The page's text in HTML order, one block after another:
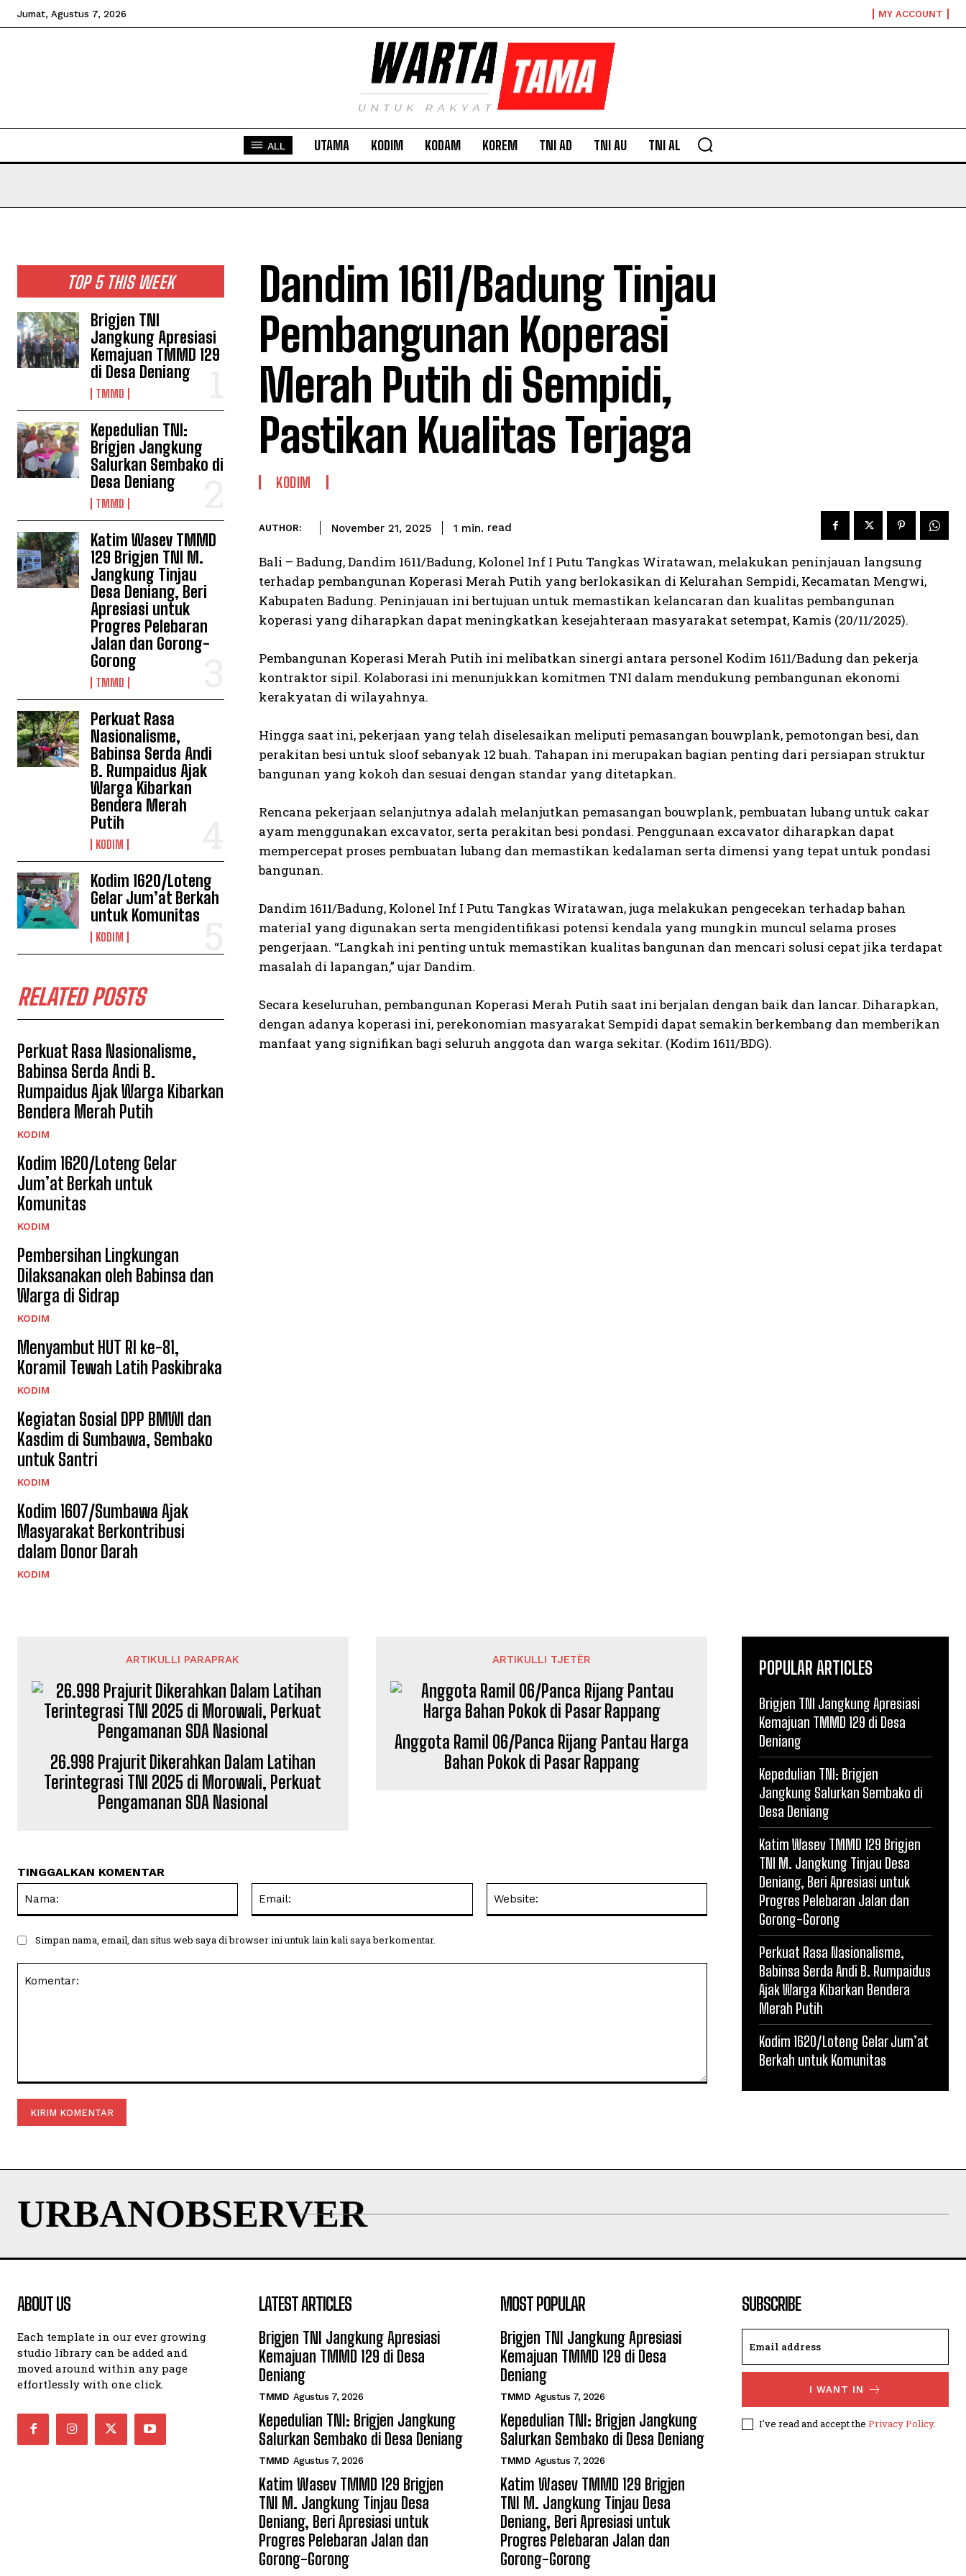
Jumat, Agustus 7, 2026 MY ACCOUNT
ALL UTAMA KODIM KODAM KOREM TNI AD TNI AU TNI AL
TOP 5 THIS WEEK
Brigjen TNI
Jangkung Apresiasi
Kemajuan TMMD 129
di Desa Deniang
TMMD
Kepedulian TNI:
Brigjen Jangkung
Salurkan Sembako di
Desa Deniang
TMMD
Katim Wasev TMMD
129 Brigjen TNI M.
Jangkung Tinjau
Desa Deniang, Beri
Apresiasi untuk
Progres Pelebaran
Jalan dan Gorong-
Gorong
TMMD
Perkuat Rasa
Nasionalisme,
Babinsa Serda Andi
B. Rumpaidus Ajak
Warga Kibarkan
Bendera Merah
Putih
KODIM
Kodim 1620/Loteng
Gelar Jum’at Berkah
untuk Komunitas
KODIM
RELATED POSTS
Perkuat Rasa Nasionalisme,
Babinsa Serda Andi B.
Rumpaidus Ajak Warga Kibarkan
Bendera Merah Putih
KODIM
Kodim 1620/Loteng Gelar
Jum’at Berkah untuk
Komunitas
KODIM
Pembersihan Lingkungan
Dilaksanakan oleh Babinsa dan
Warga di Sidrap
KODIM
Menyambut HUT RI ke-81,
Koramil Tewah Latih Paskibraka
KODIM
Kegiatan Sosial DPP BMWI dan
Kasdim di Sumbawa, Sembako
untuk Santri
KODIM
Kodim 1607/Sumbawa Ajak
Masyarakat Berkontribusi
dalam Donor Darah
KODIM
Dandim 1611/Badung Tinjau
Pembangunan Koperasi
Merah Putih di Sempidi,
Pastikan Kualitas Terjaga
KODIM
AUTHOR: November 21, 2025 1 min. read
Bali – Badung, Dandim 1611/Badung, Kolonel Inf I Putu Tangkas Wiratawan, melakukan peninjauan langsung
terhadap pembangunan Koperasi Merah Putih yang berlokasikan di Kelurahan Sempidi, Kecamatan Mengwi,
Kabupaten Badung. Peninjauan ini bertujuan untuk memastikan kelancaran dan kualitas pembangunan
koperasi yang diharapkan dapat meningkatkan kesejahteraan masyarakat setempat, Kamis (20/11/2025).
Pembangunan Koperasi Merah Putih ini melibatkan sinergi antara personel Kodim 1611/Badung dan pekerja
kontraktor sipil. Kolaborasi ini menunjukkan komitmen TNI dalam mendukung pembangunan ekonomi
kerakyatan di wilayahnya.
Hingga saat ini, pekerjaan yang telah diselesaikan meliputi pemasangan bouwplank, pemotongan besi, dan
perakitan besi untuk sloof sebanyak 12 buah. Tahapan ini merupakan bagian penting dari persiapan struktur
bangunan yang kokoh dan sesuai dengan standar yang ditetapkan.
Rencana pekerjaan selanjutnya adalah melanjutkan pemasangan bouwplank, pembuatan lubang untuk cakar
ayam menggunakan excavator, serta perakitan besi pondasi. Penggunaan excavator diharapkan dapat
mempercepat proses pembuatan lubang dan memastikan kedalaman serta dimensi yang tepat untuk pondasi
bangunan.
Dandim 1611/Badung, Kolonel Inf I Putu Tangkas Wiratawan, juga melakukan pengecekan terhadap bahan
material yang digunakan serta mengidentifikasi potensi kendala yang mungkin muncul selama proses
pengerjaan. “Langkah ini penting untuk memastikan kualitas bangunan dan mencari solusi cepat jika terdapat
masalah di lapangan,” ujar Dandim.
Secara keseluruhan, pembangunan Koperasi Merah Putih saat ini berjalan dengan baik dan lancar. Diharapkan,
dengan adanya koperasi ini, perekonomian masyarakat Sempidi dapat semakin berkembang dan memberikan
manfaat yang signifikan bagi seluruh anggota dan warga sekitar. (Kodim 1611/BDG).
ARTIKULLI PARAPRAK
26.998 Prajurit Dikerahkan Dalam Latihan
Terintegrasi TNI 2025 di Morowali, Perkuat
Pengamanan SDA Nasional
ARTIKULLI TJETËR
Anggota Ramil 06/Panca Rijang Pantau Harga
Bahan Pokok di Pasar Rappang
TINGGALKAN KOMENTAR
Simpan nama, email, dan situs web saya di browser ini untuk lain kali saya berkomentar.
POPULAR ARTICLES
Brigjen TNI Jangkung Apresiasi
Kemajuan TMMD 129 di Desa
Deniang
Kepedulian TNI: Brigjen
Jangkung Salurkan Sembako di
Desa Deniang
Katim Wasev TMMD 129 Brigjen
TNI M. Jangkung Tinjau Desa
Deniang, Beri Apresiasi untuk
Progres Pelebaran Jalan dan
Gorong-Gorong
Perkuat Rasa Nasionalisme,
Babinsa Serda Andi B. Rumpaidus
Ajak Warga Kibarkan Bendera
Merah Putih
Kodim 1620/Loteng Gelar Jum’at
Berkah untuk Komunitas
URBANOBSERVER
ABOUT US
Each template in our ever growing
studio library can be added and
moved around within any page
effortlessly with one click.
LATEST ARTICLES
Brigjen TNI Jangkung Apresiasi
Kemajuan TMMD 129 di Desa
Deniang
TMMD Agustus 7, 2026
Kepedulian TNI: Brigjen Jangkung
Salurkan Sembako di Desa Deniang
TMMD Agustus 7, 2026
Katim Wasev TMMD 129 Brigjen
TNI M. Jangkung Tinjau Desa
Deniang, Beri Apresiasi untuk
Progres Pelebaran Jalan dan
Gorong-Gorong
MOST POPULAR
Brigjen TNI Jangkung Apresiasi
Kemajuan TMMD 129 di Desa
Deniang
TMMD Agustus 7, 2026
Kepedulian TNI: Brigjen Jangkung
Salurkan Sembako di Desa Deniang
TMMD Agustus 7, 2026
Katim Wasev TMMD 129 Brigjen
TNI M. Jangkung Tinjau Desa
Deniang, Beri Apresiasi untuk
Progres Pelebaran Jalan dan
Gorong-Gorong
SUBSCRIBE
I WANT IN
I've read and accept the Privacy Policy.